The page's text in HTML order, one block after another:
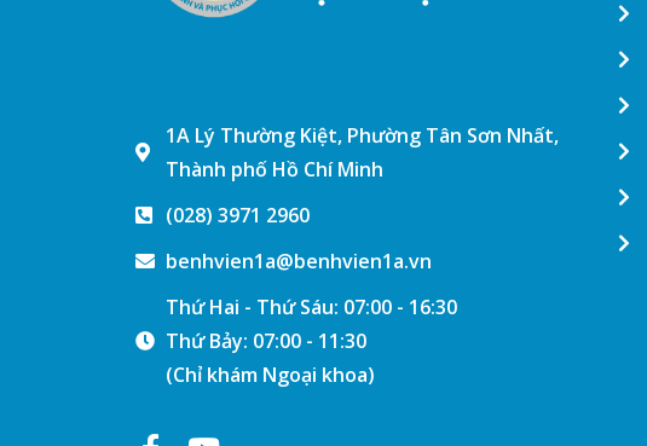
1A Lý Thường Kiệt, Phường Tân Sơn Nhất,
Thành phố Hồ Chí Minh
(028) 3971 2960
benhvien1a@benhvien1a.vn
Thứ Hai - Thứ Sáu: 07:00 - 16:30
Thứ Bảy: 07:00 - 11:30
(Chỉ khám Ngoại khoa)